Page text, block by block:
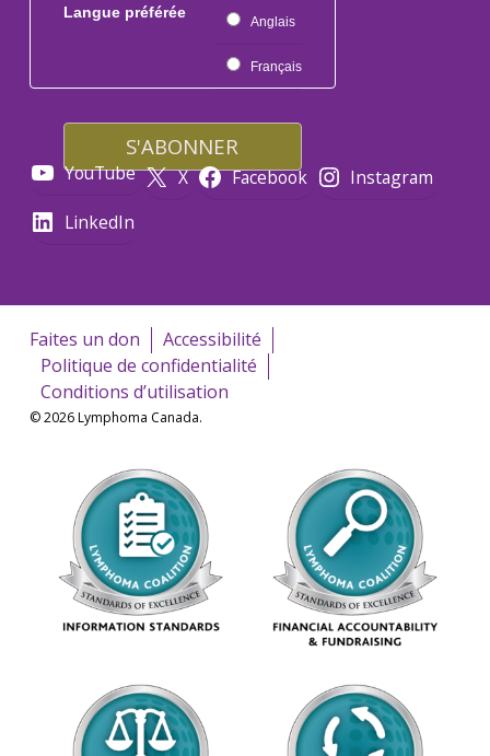
Langue préférée
Anglais
Français
YouTube X Facebook
Instagram
LinkedIn
Faites un don
Accessibilité
Politique de confidentialité
Conditions d’utilisation
© 2026 Lymphoma Canada.